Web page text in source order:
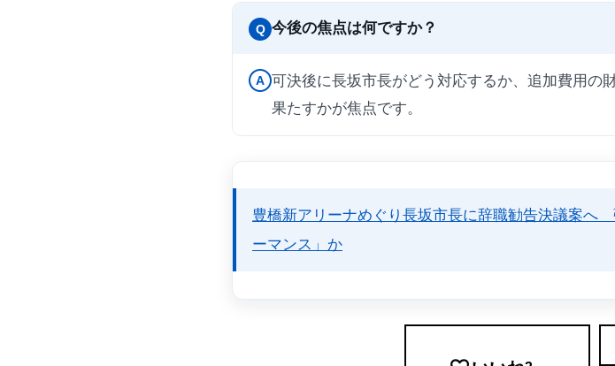
Q 今後の焦点は何ですか？
A 可決後に長坂市長がどう対応するか、追加費用の
果たすかが焦点です。
豊橋新アリーナめぐり長坂市長に辞職勧告決議案へ
ーマンス」か